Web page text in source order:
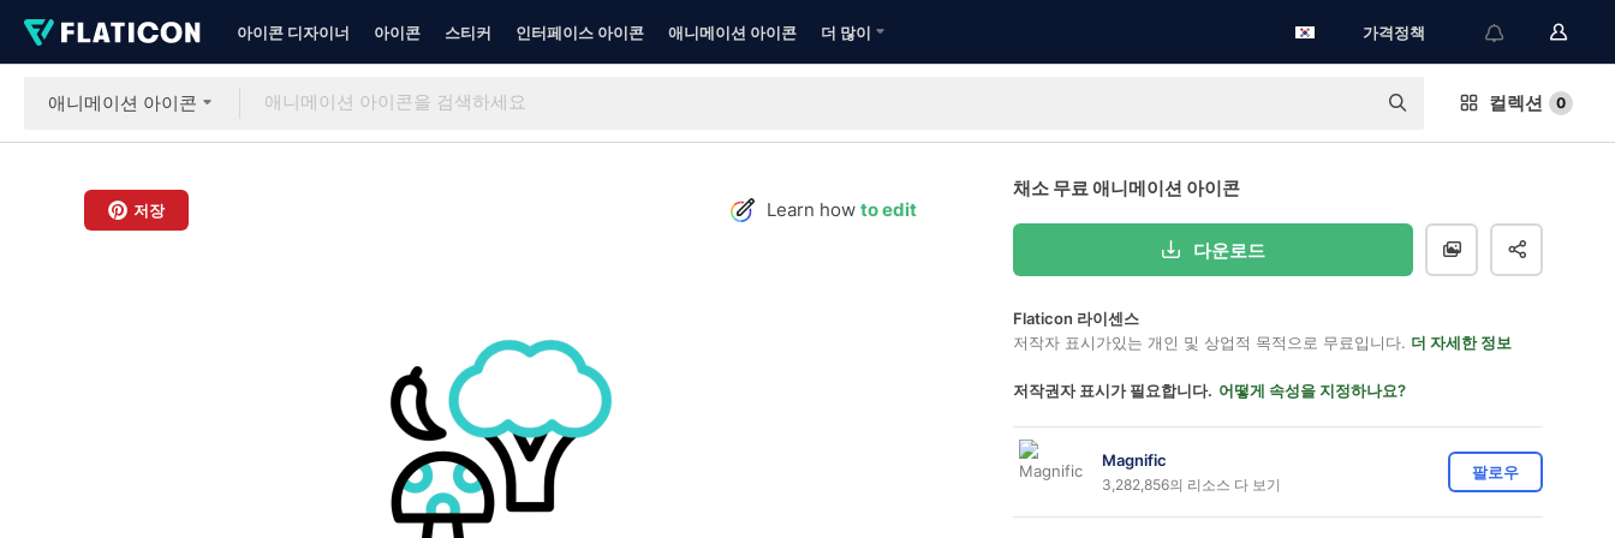
아이콘 디자이너 아이콘 스티커 인터페이스 아이콘 애니메이션 아이콘 더 많이 가격정책
애니메이션 아이콘 컬렉션 0
저장 Learn how to edit
채소 무료 애니메이션 아이콘
다운로드
Flaticon 라이센스
저작자 표시가있는 개인 및 상업적 목적으로 무료입니다. 더 자세한 정보
저작권자 표시가 필요합니다. 어떻게 속성을 지정하나요?
Magnific
3,282,856의 리소스 다 보기
팔로우